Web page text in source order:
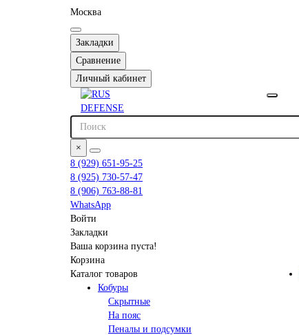
Москва
Закладки
Сравнение
Личный кабинет
×
8 (929) 651-95-25
8 (925) 730-57-47
8 (906) 763-88-81
WhatsApp
Войти
Закладки
Ваша корзина пуста!
Корзина
Каталог товаров
Кобуры
Скрытные
На пояс
Пеналы и подсумки